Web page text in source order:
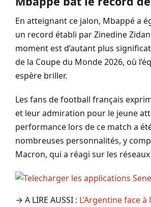
En atteignant ce jalon, Mbappé a
un record établi par Zinedine
moment est d’autant plus
de la Coupe du Monde 2026, où
espère briller.
Les fans de football français
et leur admiration pour le jeune
performance lors de ce match a
nombreuses personnalités, y
Macron, qui a réagi sur les
→ A LIRE AUSSI : L’Argentine face à